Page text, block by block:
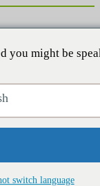
you might be
switch language